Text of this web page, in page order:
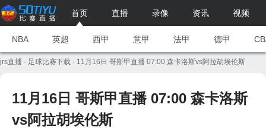
首页 直播 录像 资讯 视频
NBA 英超 西甲 意甲 法甲 德甲
jrs直播 - 足球比赛下载 - 11月16日 哥斯甲直播 07:00 森卡洛斯vs阿拉胡埃伦斯
11月16日 哥斯甲直播 07:00 森卡洛斯
vs阿拉胡埃伦斯